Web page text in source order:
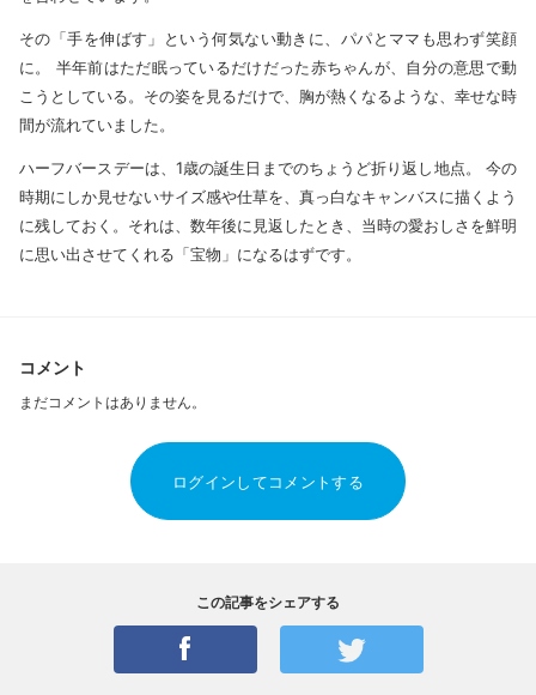
その「手を伸ばす」という何気ない動きに、パパとママも思わず笑顔
に。 半年前はただ眠っているだけだった赤ちゃんが、自分の意思で動
こうとしている。その姿を見るだけで、胸が熱くなるような、幸せな時
間が流れていました。
ハーフバースデーは、1歳の誕生日までのちょうど折り返し地点。 今の
時期にしか見せないサイズ感や仕草を、真っ白なキャンバスに描くよう
に残しておく。それは、数年後に見返したとき、当時の愛おしさを鮮明
に思い出させてくれる「宝物」になるはずです。
コメント
まだコメントはありません。
ログインしてコメントする
この記事をシェアする